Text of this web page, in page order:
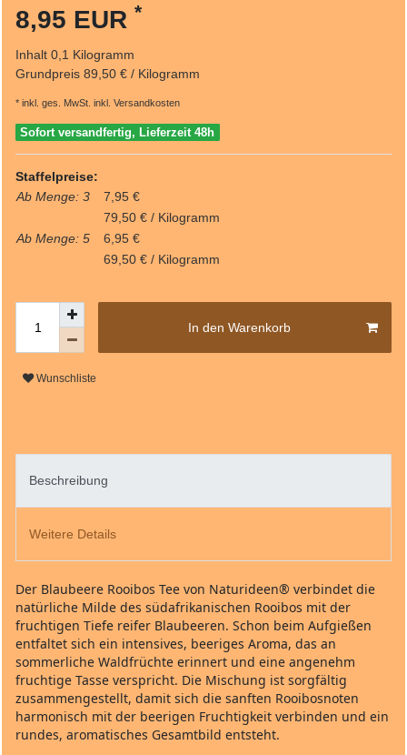
8,95 EUR *
Inhalt 0,1 Kilogramm
Grundpreis 89,50 € / Kilogramm
* inkl. ges. MwSt. inkl. Versandkosten
Sofort versandfertig, Lieferzeit 48h
Staffelpreise:
Ab Menge: 3
7,95 €
79,50 € / Kilogramm
Ab Menge: 5
6,95 €
69,50 € / Kilogramm
In den Warenkorb
Wunschliste
Beschreibung
Weitere Details
Der Blaubeere Rooibos Tee von Naturideen® verbindet die
natürliche Milde des südafrikanischen Rooibos mit der
fruchtigen Tiefe reifer Blaubeeren. Schon beim Aufgießen
entfaltet sich ein intensives, beeriges Aroma, das an
sommerliche Waldfrüchte erinnert und eine angenehm
fruchtige Tasse verspricht. Die Mischung ist sorgfältig
zusammengestellt, damit sich die sanften Rooibosnoten
harmonisch mit der beerigen Fruchtigkeit verbinden und ein
rundes, aromatisches Gesamtbild entsteht.